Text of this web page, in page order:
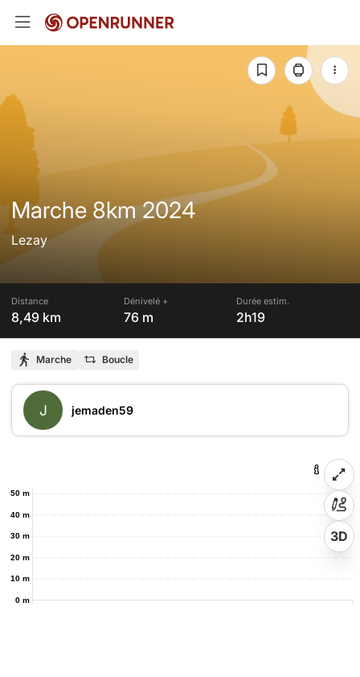
Marche 8km 2024
Lezay
Distance
8,49 km
Dénivelé +
76 m
Durée estim.
2h19
Marche Boucle
J jemaden59
0 m
10 m
20 m
30 m
40 m
50 m
3D